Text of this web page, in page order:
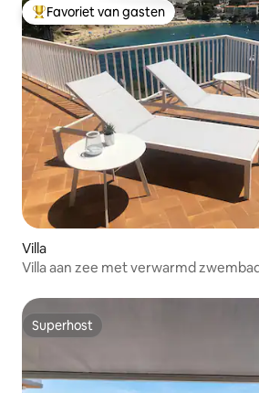
Topfavoriet van gasten
Favoriet van gasten
Villa
Villa aan zee met verwarmd
Superhost
Superhost